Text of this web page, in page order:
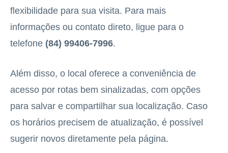
flexibilidade para sua visita. Para mais
informações ou contato direto, ligue para o
telefone (84) 99406-7996.
Além disso, o local oferece a conveniência de
acesso por rotas bem sinalizadas, com opções
para salvar e compartilhar sua localização. Caso
os horários precisem de atualização, é possível
sugerir novos diretamente pela página.